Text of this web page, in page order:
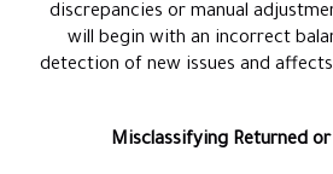
discrepancies or manual
will begin with an incorrect
detection of new issues and
Misclassifying Returned or